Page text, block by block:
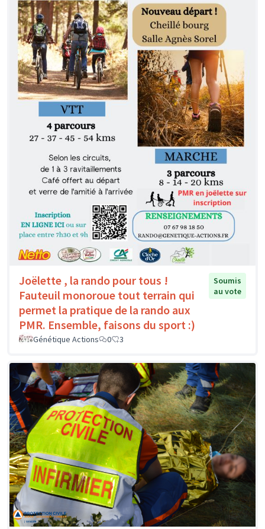
Joëlette , la rando pour tous !
Fauteuil monoroue tout terrain qui
permet la pratique de la rando aux
PMR. Ensemble, faisons du sport :)
Soumis
au vote
Génétique Actions 0 3